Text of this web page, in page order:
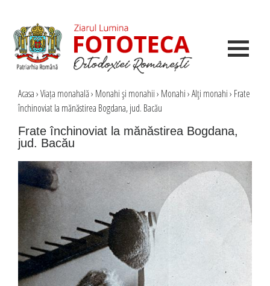
Acasa›Viața monahală› Monahi şi monahii› Monahi›Alţi monahi› Frate
închinoviat la mănăstirea Bogdana, jud. Bacău
Frate închinoviat la mănăstirea Bogdana,
jud. Bacău